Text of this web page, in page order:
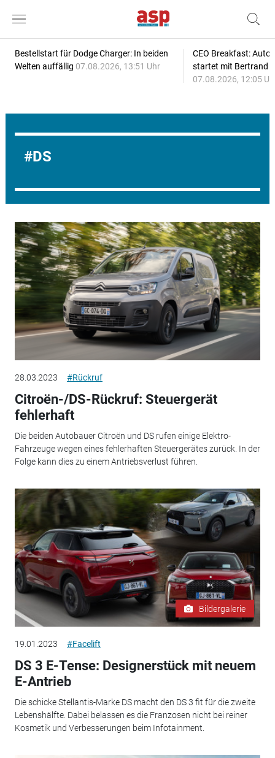
Bestellstart für Dodge Charger: In beiden
Welten auffällig 07.08.2026, 13:51 Uhr
CEO Breakfast:
startet mit Bertrand
07.08.2026, 12:05
DS
28.03.2023 #Rückruf
Citroën-/DS-Rückruf: Steuergerät
fehlerhaft
Die beiden Autobauer Citroën und DS rufen einige Elektro-
Fahrzeuge wegen eines fehlerhaften Steuergerätes zurück. In der
Folge kann dies zu einem Antriebsverlust führen.
Bildergalerie
19.01.2023 #Facelift
DS 3 E-Tense: Designerstück mit neuem
E-Antrieb
Die schicke Stellantis-Marke DS macht den DS 3 fit für die zweite
Lebenshälfte. Dabei belassen es die Franzosen nicht bei reiner
Kosmetik und Verbesserungen beim Infotainment.